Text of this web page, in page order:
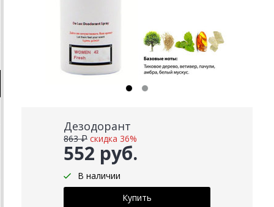
Дезодорант
552 руб.
863 ₽ скидка 36%
В наличии